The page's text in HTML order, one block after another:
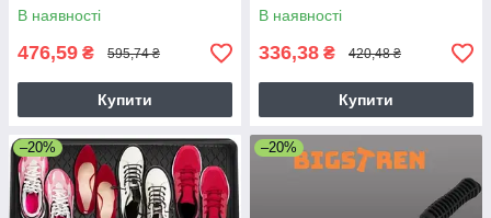
В наявності
476,59 ₴ 595,74 ₴
Купити
В наявності
336,38 ₴ 420,48 ₴
Купити
–20% –20%